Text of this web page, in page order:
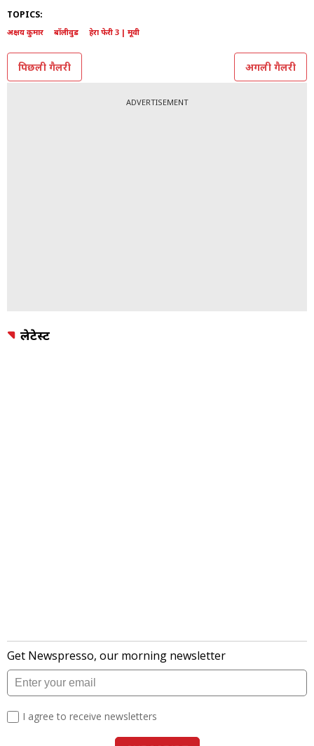
TOPICS:
अक्षय कुमार बॉलीवुड हेरा फेरी 3 | मूवी
पिछली गैलरी अगली गैलरी
ADVERTISEMENT
लेटेस्ट